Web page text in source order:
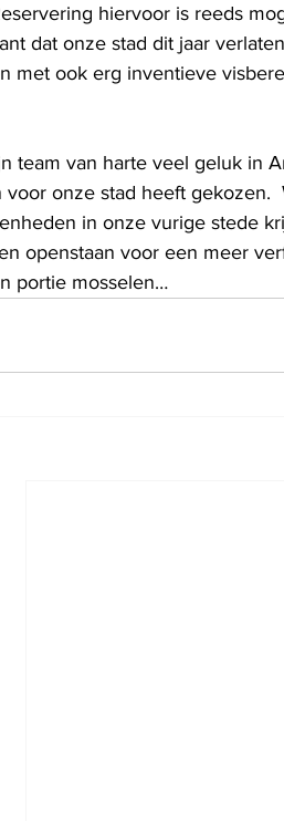
hiervoor is reeds
dat onze stad dit jaar
met ook erg inventieve
team van harte veel geluk in
onze stad heeft gekozen.
in onze vurige stede
openstaan voor een meer
portie mosselen…